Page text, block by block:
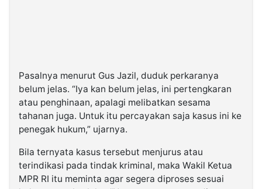
Pasalnya menurut Gus Jazil, duduk perkaranya
belum jelas. “Iya kan belum jelas, ini pertengkaran
atau penghinaan, apalagi melibatkan sesama
tahanan juga. Untuk itu percayakan saja kasus ini ke
penegak hukum,” ujarnya.
Bila ternyata kasus tersebut menjurus atau
terindikasi pada tindak kriminal, maka Wakil Ketua
MPR RI itu meminta agar segera diproses sesuai